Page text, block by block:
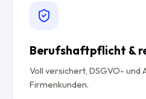
Berufshaftpflicht &
Voll versichert, DSGVO-
Firmenkunden.